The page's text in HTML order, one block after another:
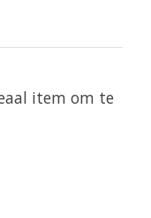
item om te